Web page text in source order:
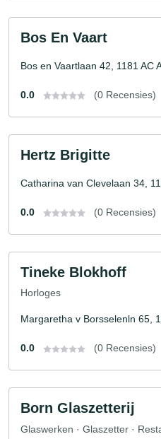
Bos En Vaart
Bos en Vaartlaan 42, 1181 AC
0.0 (0 Recensies)
Hertz Brigitte
Catharina van Clevelaan 34,
0.0 (0 Recensies)
Tineke Blokhoff
Horloges
Margaretha v Borsselenln 65,
0.0 (0 Recensies)
Born Glaszetterij
Glaswerken · Glaszetter ·